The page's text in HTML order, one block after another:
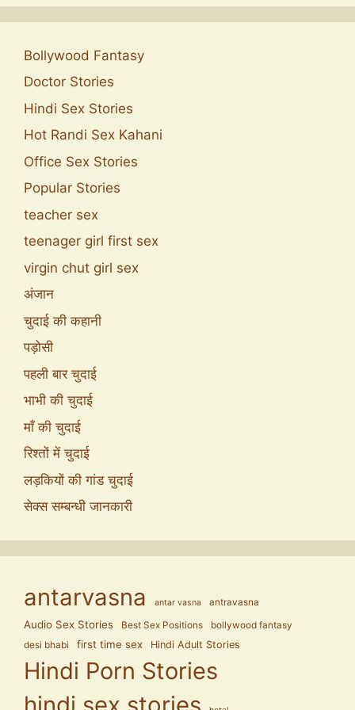
Bollywood Fantasy
Doctor Stories
Hindi Sex Stories
Hot Randi Sex Kahani
Office Sex Stories
Popular Stories
teacher sex
teenager girl first sex
virgin chut girl sex
अंजान
चुदाई की कहानी
पड़ोसी
पहली बार चुदाई
भाभी की चुदाई
माँ की चुदाई
रिश्तों में चुदाई
लड़कियों की गांड चुदाई
सेक्स सम्बन्धी जानकारी
antarvasna antar vasna antravasna
Audio Sex Stories Best Sex Positions
bollywood fantasy
desi bhabi
first time sex Hindi Adult Stories
Hindi Porn Stories